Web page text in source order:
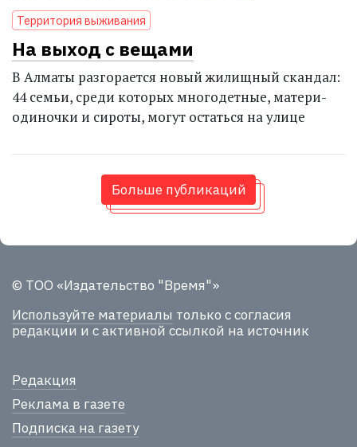
Территория выживания
На выход с вещами
В Алматы разгорается новый жилищный скандал:
44 семьи, среди которых многодетные, матери-
одиночки и сироты, могут остаться на улице
Больше публикаций
© ТОО «Издательство "Время"»
Используйте материалы только с согласия
редакции и с активной ссылкой на источник
Редакция
Реклама в газете
Подписка на газету